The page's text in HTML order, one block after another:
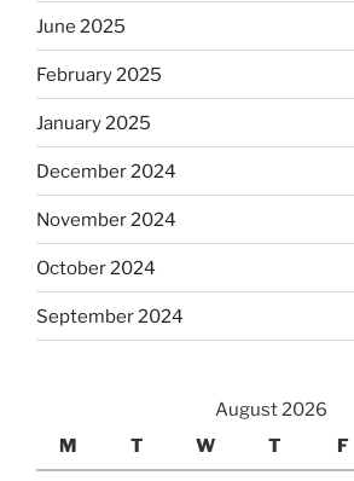
June 2025
February 2025
January 2025
December 2024
November 2024
October 2024
September 2024
August 2026
M
T W T F